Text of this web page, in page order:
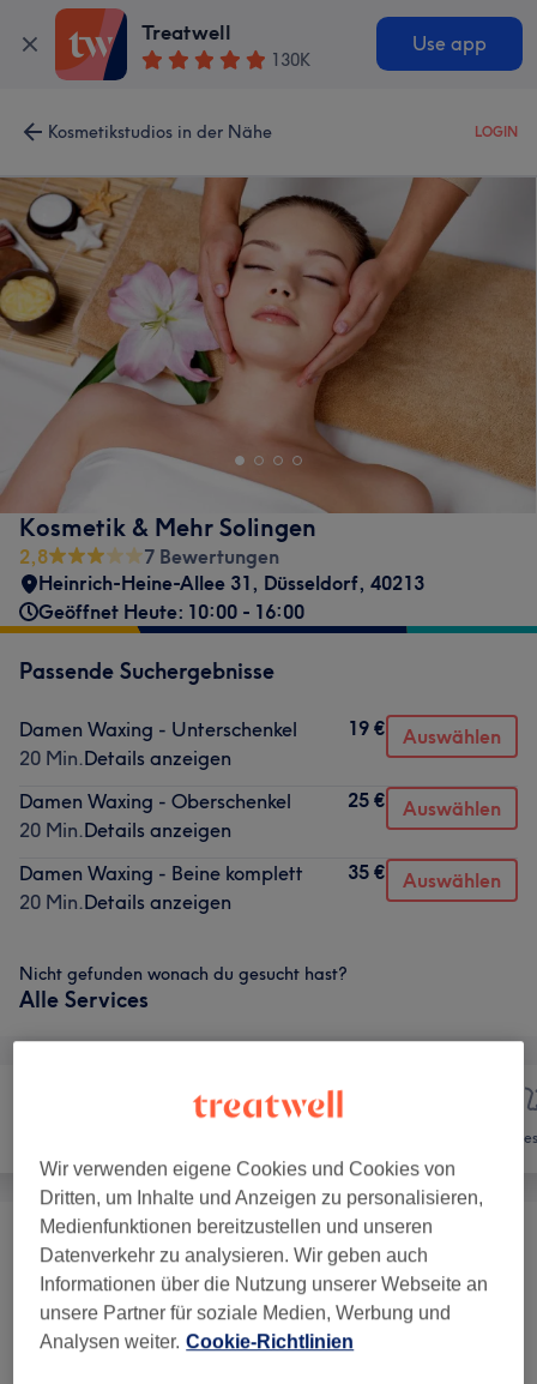
Treatwell
130K
Use app
Kosmetikstudios in der Nähe LOGIN
Kosmetik & Mehr Solingen
2,8
7 Bewertungen
Heinrich-Heine-Allee 31, Düsseldorf, 40213
Geöffnet Heute: 10:00 - 16:00
Passende Suchergebnisse
Damen Waxing - Unterschenkel
20 Min.Details anzeigen
19 € Auswählen
Damen Waxing - Oberschenkel
20 Min.Details anzeigen
25 € Auswählen
Damen Waxing - Beine komplett
20 Min.Details anzeigen
35 € Auswählen
Nicht gefunden wonach du gesucht hast?
Alle Services
Waxing Für Frauen (22) ab 5,50 €
Waxing Für Männer (12) ab 10 €
Wir verwenden eigene Cookies und Cookies von
Dritten, um Inhalte und Anzeigen zu personalisieren,
Medienfunktionen bereitzustellen und unseren
Datenverkehr zu analysieren. Wir geben auch
Informationen über die Nutzung unserer Webseite an
unsere Partner für soziale Medien, Werbung und
Analysen weiter. Cookie-Richtlinien